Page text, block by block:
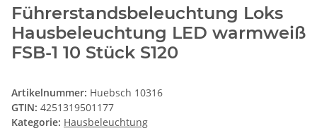
Führerstandsbeleuchtung Loks
Hausbeleuchtung LED warmweiß
FSB-1 10 Stück S120
Artikelnummer: Huebsch 10316
GTIN: 4251319501177
Kategorie: Hausbeleuchtung